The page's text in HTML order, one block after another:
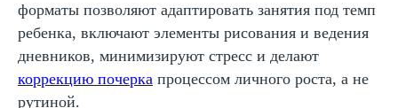
форматы позволяют адаптировать занятия под темп
ребенка, включают элементы рисования и ведения
дневников, минимизируют стресс и делают
коррекцию почерка процессом личного роста, а не
рутиной.
Даю согласие на рассылку рекламно-информационных
материалов
Отправить